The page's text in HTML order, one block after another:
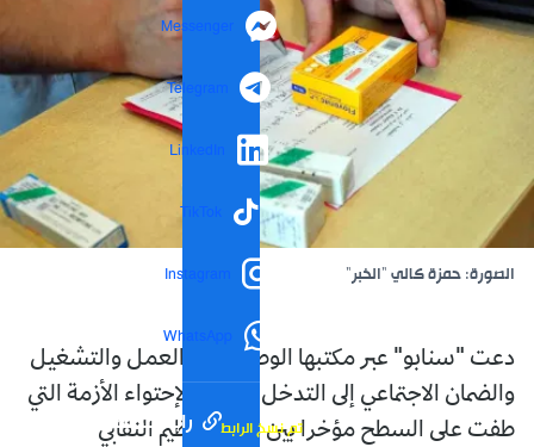
Messenger
Telegram
LinkedIn
TikTok
Instagram
WhatsApp
رابط مختصر تم نسخ الرابط
الصورة: حمزة كالي "الخبر"
دعت "سنابو" عبر مكتبها الوطني وزير العمل والتشغيل
والضمان الاجتماعي إلى التدخل العاجل لإحتواء الأزمة التي
طفت على السطح مؤخرا بين ذات التنظيم النقابي